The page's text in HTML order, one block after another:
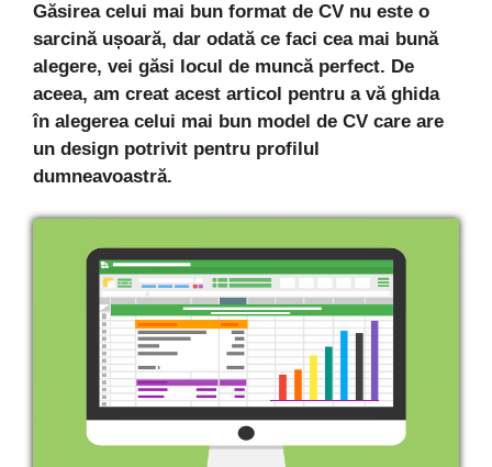
Găsirea celui mai bun format de CV nu este o
sarcină ușoară, dar odată ce faci cea mai bună
alegere, vei găsi locul de muncă perfect. De
aceea, am creat acest articol pentru a vă ghida
în alegerea celui mai bun model de CV care are
un design potrivit pentru profilul
dumneavoastră.